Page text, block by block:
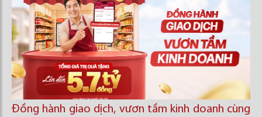
Đồng hành giao dịch, vươn tầm kinh doanh cùng